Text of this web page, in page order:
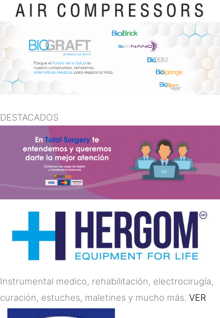
DESTACADOS
Instrumental medico, rehabilitación, electrocirugía,
curación, estuches, maletines y mucho más. VER